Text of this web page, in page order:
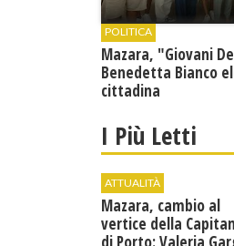
POLITICA
Mazara, "Giovani
Benedetta Bianco
cittadina
I Più Letti
ATTUALITÀ
Mazara, cambio al
vertice della